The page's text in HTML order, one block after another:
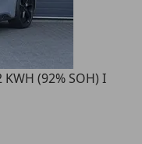
KWH (92% SOH) I